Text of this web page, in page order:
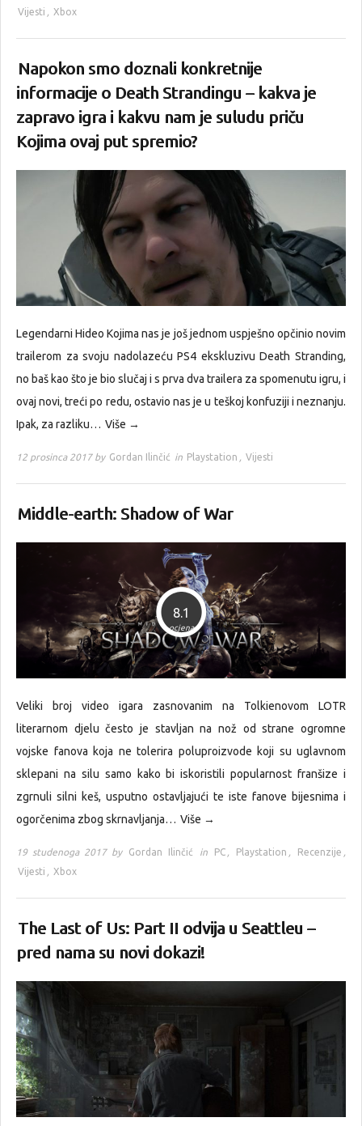
Vijesti , Xbox
Napokon smo doznali konkretnije
informacije o Death Strandingu – kakva je
zapravo igra i kakvu nam je suludu priču
Kojima ovaj put spremio?
Legendarni Hideo Kojima nas je još jednom uspješno opčinio novim
trailerom za svoju nadolazeću PS4 ekskluzivu Death Stranding,
no baš kao što je bio slučaj i s prva dva trailera za spomenutu igru, i
ovaj novi, treći po redu, ostavio nas je u teškoj konfuziji i neznanju.
Ipak, za razliku… Više →
12 prosinca 2017 by Gordan Ilinčić in Playstation , Vijesti
Middle-earth: Shadow of War
8.1
ocjena
Veliki broj video igara zasnovanim na Tolkienovom LOTR
literarnom djelu često je stavljan na nož od strane ogromne
vojske fanova koja ne tolerira poluproizvode koji su uglavnom
sklepani na silu samo kako bi iskoristili popularnost franšize i
zgrnuli silni keš, usputno ostavljajući te iste fanove bijesnima i
ogorčenima zbog skrnavljanja… Više →
19 studenoga 2017 by Gordan Ilinčić in PC , Playstation , Recenzije ,
Vijesti , Xbox
The Last of Us: Part II odvija u Seattleu –
pred nama su novi dokazi!